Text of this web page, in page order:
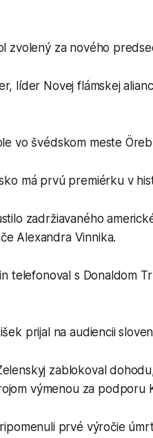
zvolený za nového
líder Novej flámskej
vo švédskom meste
má prvú premiérku v
zadržiavaného
Alexandra Vinnika.
telefonoval s Donaldom
prijal na audiencii
zablokoval
výmenou za podporu
prvé výročie